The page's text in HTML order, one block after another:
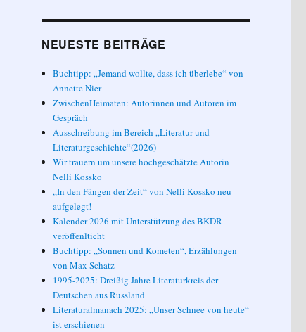
NEUESTE BEITRÄGE
Buchtipp: „Jemand wollte, dass ich überlebe“ von
Annette Nier
ZwischenHeimaten: Autorinnen und Autoren im
Gespräch
Ausschreibung im Bereich „Literatur und
Literaturgeschichte“(2026)
Wir trauern um unsere hochgeschätzte Autorin
Nelli Kossko
„In den Fängen der Zeit“ von Nelli Kossko neu
aufgelegt!
Kalender 2026 mit Unterstützung des BKDR
veröffenlticht
Buchtipp: „Sonnen und Kometen“, Erzählungen
von Max Schatz
1995-2025: Dreißig Jahre Literaturkreis der
Deutschen aus Russland
Literaturalmanach 2025: „Unser Schnee von heute“
ist erschienen